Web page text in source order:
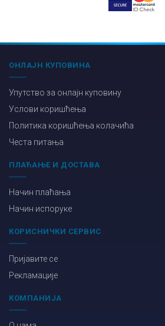
ОНЛАЈН КУПОВИНА
Упутство за онлајн куповину
Услови коришћења
Политика коришћења колачића
Честа питања
ПЛАЋАЊЕ И ДОСТАВА
Начин плаћања
Начин испоруке
КОРИСНИЧКИ СЕРВИС
Пријавите се
Рекламације
КОМПАНИЈА